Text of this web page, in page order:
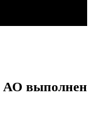
АО выполнен